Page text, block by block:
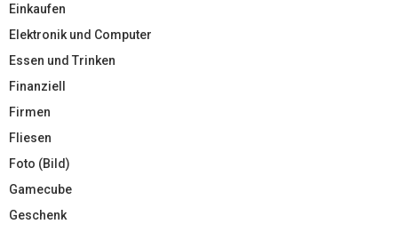
Einkaufen
Elektronik und Computer
Essen und Trinken
Finanziell
Firmen
Fliesen
Foto (Bild)
Gamecube
Geschenk